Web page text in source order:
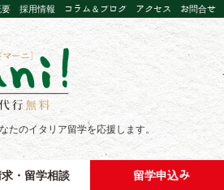
要 採用情報 コラム＆ブログ アクセス お問合せ
のイタリア留学を応援します。
・留学相談 留学申込み